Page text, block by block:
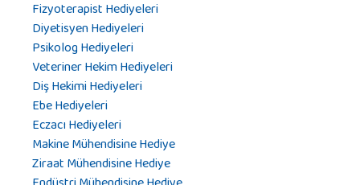
Fizyoterapist Hediyeleri
Diyetisyen Hediyeleri
Psikolog Hediyeleri
Veteriner Hekim Hediyeleri
Diş Hekimi Hediyeleri
Ebe Hediyeleri
Eczacı Hediyeleri
Makine Mühendisine Hediye
Ziraat Mühendisine Hediye